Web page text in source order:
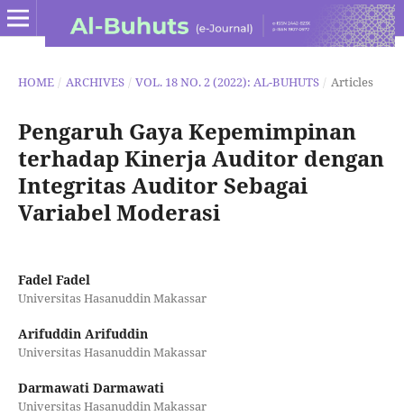
HOME / ARCHIVES / VOL. 18 NO. 2 (2022): AL-BUHUTS / Articles
Pengaruh Gaya Kepemimpinan
terhadap Kinerja Auditor dengan
Integritas Auditor Sebagai
Variabel Moderasi
Fadel Fadel
Universitas Hasanuddin Makassar
Arifuddin Arifuddin
Universitas Hasanuddin Makassar
Darmawati Darmawati
Universitas Hasanuddin Makassar